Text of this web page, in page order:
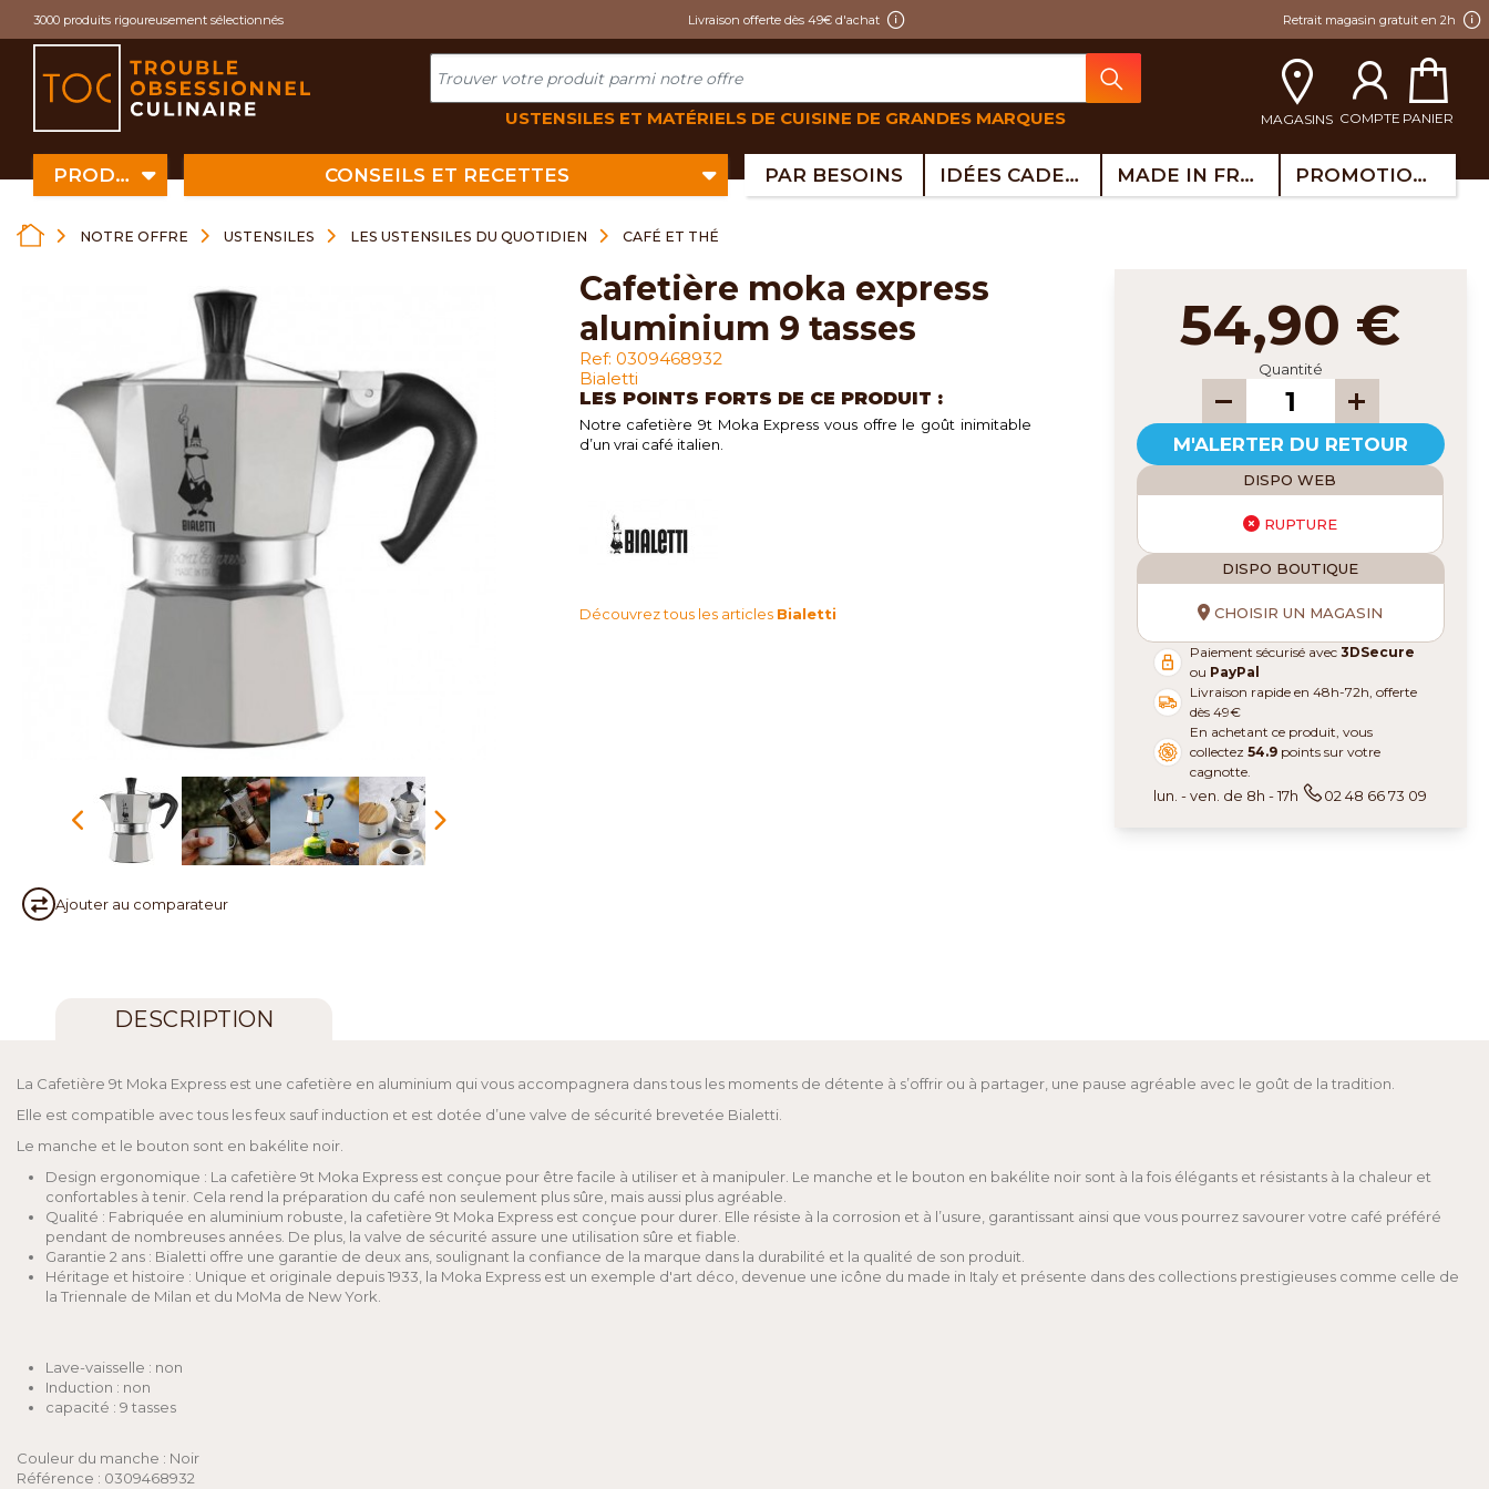
3000 produits rigoureusement sélectionnés Livraison offerte dès 49€ d'achat Retrait magasin gratuit en 2h
USTENSILES ET MATÉRIELS DE CUISINE DE GRANDES MARQUES MAGASINS COMPTE PANIER
PRODUITS CONSEILS ET RECETTES PAR BESOINS IDÉES CADEAUX MADE IN FRANCE PROMOTIONS
NOTRE OFFRE USTENSILES LES USTENSILES DU QUOTIDIEN CAFÉ ET THÉ
Ajouter au comparateur
cafetière moka express
aluminium 9 tasses
Ref: 0309468932
Bialetti
LES POINTS FORTS DE CE PRODUIT :
Notre cafetière 9t Moka Express vous offre le goût inimitable
d’un vrai café italien.
Découvrez tous les articles Bialetti
54,90 €
Quantité
M'ALERTER DU RETOUR
DISPO WEB
RUPTURE
DISPO BOUTIQUE
CHOISIR UN MAGASIN
Paiement sécurisé avec3DSecure
ou PayPal
Livraison rapide en 48h-72h, offerte
dès 49€
En achetant ce produit, vous
collectez54.9 points sur votre
cagnotte.
lun. - ven. de 8h - 17h 02 48 66 73 09
DESCRIPTION
La Cafetière 9t Moka Express est une cafetière en aluminium qui vous accompagnera dans tous les moments de détente à s’offrir ou à partager, une pause agréable avec le goût de la tradition.
Elle est compatible avec tous les feux sauf induction et est dotée d’une valve de sécurité brevetée Bialetti.
Le manche et le bouton sont en bakélite noir.
Design ergonomique : La cafetière 9t Moka Express est conçue pour être facile à utiliser et à manipuler. Le manche et le bouton en bakélite noir sont à la fois élégants et résistants à la chaleur et
confortables à tenir. Cela rend la préparation du café non seulement plus sûre, mais aussi plus agréable.
Qualité : Fabriquée en aluminium robuste, la cafetière 9t Moka Express est conçue pour durer. Elle résiste à la corrosion et à l’usure, garantissant ainsi que vous pourrez savourer votre café préféré
pendant de nombreuses années. De plus, la valve de sécurité assure une utilisation sûre et fiable.
Garantie 2 ans : Bialetti offre une garantie de deux ans, soulignant la confiance de la marque dans la durabilité et la qualité de son produit.
Héritage et histoire : Unique et originale depuis 1933, la Moka Express est un exemple d'art déco, devenue une icône du made in Italy et présente dans des collections prestigieuses comme celle de
la Triennale de Milan et du MoMa de New York.
Lave-vaisselle : non
Induction : non
capacité : 9 tasses
Couleur du manche : Noir
Référence : 0309468932